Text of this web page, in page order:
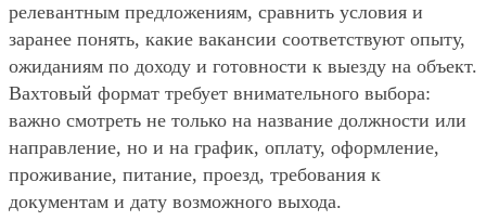
релевантным предложениям, сравнить условия и
заранее понять, какие вакансии соответствуют опыту,
ожиданиям по доходу и готовности к выезду на объект.
Вахтовый формат требует внимательного выбора:
важно смотреть не только на название должности или
направление, но и на график, оплату, оформление,
проживание, питание, проезд, требования к
документам и дату возможного выхода.